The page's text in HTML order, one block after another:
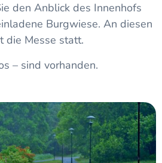
den Anblick des Innenhofs
Burgwiese. An diesen
die Messe statt.
– sind vorhanden.